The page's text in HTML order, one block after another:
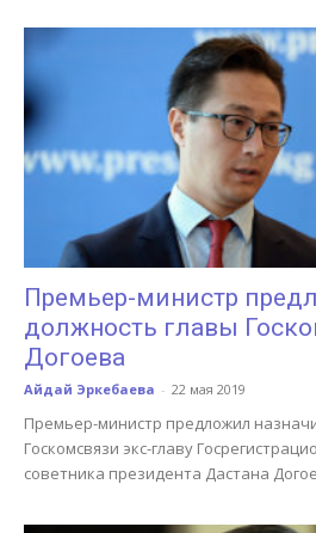
Премьер-министр
должность главы
Догоева
Айдай Эркебаева - 22 мая 2019
Премьер-министр предложил
Госкомсвязи экс-главу
советника президента Дастана